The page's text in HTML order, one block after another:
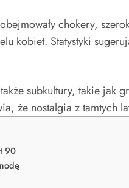
chokery,
kobiet. Statystyki
subkultury, takie
że nostalgia z tamtych
90